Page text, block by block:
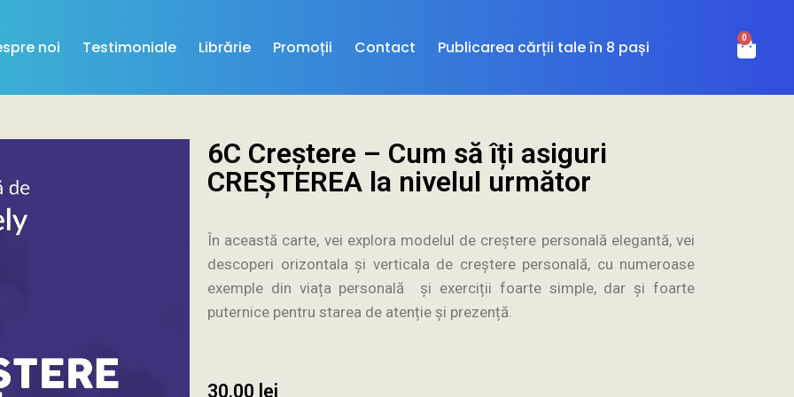
noi Testimoniale Librărie Promoții Contact Publicarea cărții tale în 8 pași 0
6C Creștere – Cum să îți asiguri
CREȘTEREA la nivelul următor
În această carte, vei explora modelul de creștere personală elegantă, vei
descoperi orizontala și verticala de creștere personală, cu numeroase
exemple din viața personală și exerciții foarte simple, dar și foarte
puternice pentru starea de atenție și prezență.
30.00 lei